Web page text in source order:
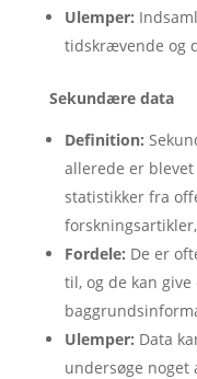
Ulemper:
tidskrævende og
Sekundære data
Definition:
allerede er
statistikker fra
Fordele: De er
til, og de kan
Ulemper: Data
undersøge noget